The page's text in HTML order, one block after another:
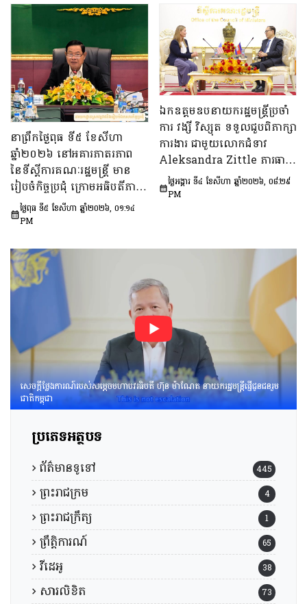
ប្រធាន និងជាប្រធាន​ក្រុម​ការងារ​
ទី៣នៃក្រុមប្រឹក្សាអ្នកច្បាប់ និង
ឯកឧត្តម ចែម ផល្លា អនុប្រធាន​
និង​ជា​ប្រធាន​ក្រុមការងារទី៣នៃ
ក្រុមប្រឹក្សាសេដ្ឋកិច្ច សង្គមកិច្ច
និង​វប្បធម៌ ដើម្បីពិនិត្យ​និង​
ពិភាក្សា​លើ «សេចក្តីព្រាង
ផែនការ​សកម្មភាពជាតិ​​ស្ដីពី​ការ
បង្ការទប់ស្កាត់​អាពាហ៍ពិពាហ៍​
នៅវ័យក្មេង​និងការ​មាន​ផ្ទៃពោះ​
នៅ​វ័យជំទង់​នៅកម្ពុជា
ឆ្នាំ២០២៦-២០៣០»។
នាព្រឹកថ្ងៃពុធ ទី៥ ខែសីហា
ឆ្នាំ២០២៦ នៅអគារភាតរភាព
នៃទីស្តីការគណៈរដ្ឋមន្រ្តី មាន
រៀបចំកិច្ចប្រជុំ ក្រោមអធិបតីភាព
ឯកឧត្តម ឆឺយ រឿន រដ្ឋលេខាធិ
ការ​ទីស្តីការគណៈរដ្ឋមន្ត្រី ដើម្បី
ព្រាង​គំរូ​របាយការណ៍​សង្ខេប​ស្ដីពី​
វឌ្ឍនភាព​និងសមិទ្ធផល​សំខាន់ៗ​
របស់​រាជរដ្ឋាភិបាល​នៃ​
ព្រះរាជាណាចក្រកម្ពុជា។
ថ្ងៃពុធ ទី៥ ខែសីហា ឆ្នាំ២០២៦, ០១:១៤
PM
ឯកឧត្តមឧបនាយករដ្ឋមន្ត្រីប្រចាំ
ការ វង្សី វិស្សុត ទទួលជួបពិភាក្សា
ការងារ ជាមួយលោកជំទាវ
Aleksandra Zittle ភារធារី
ស្តីទីនៃស្ថានទូតសហរដ្ឋអាម៉េរិក
ប្រចាំកម្ពុជា
ថ្ងៃអង្គារ ទី៤ ខែសីហា ឆ្នាំ២០២៦, ០៨:២៩
PM
សេចក្តីថ្លែងការណ៍របស់សម្តេចមហាបវរធិបតី ហ៊ុន ម៉ាណែត នាយករដ្ឋមន្រ្តីផ្ញើជូនជនរួម
ជាតិកម្ពុជា
ប្រភេទអត្ថបទ
ព័ត៌មានទូទៅ 445
ព្រះរាជក្រម 4
ព្រះរាជក្រឹត្យ 1
ព្រឹត្តិការណ៍ 65
វីដេអូ 38
សារលិខិត 73